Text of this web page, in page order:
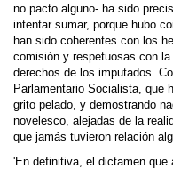
no pacto alguno- ha sido
intentar sumar, porque hubo
han sido coherentes con los
comisión y respetuosas con
derechos de los imputados.
Parla­mentario Socialista, que
grito pelado, y demostrando
novelesco, alejadas de la
que jamás tuvieron relación
'En definitiva, el dictamen